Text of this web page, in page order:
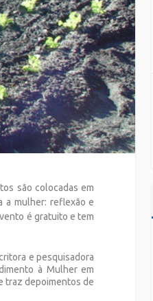
são colocadas em
a mulher: reflexão e
é gratuito e tem
e pesquisadora
à Mulher em
traz depoimentos de